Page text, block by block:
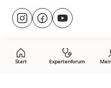
Start Expertenforum
Besuche
uns@rund.ums.baby
facebook.com/
youtube.com/